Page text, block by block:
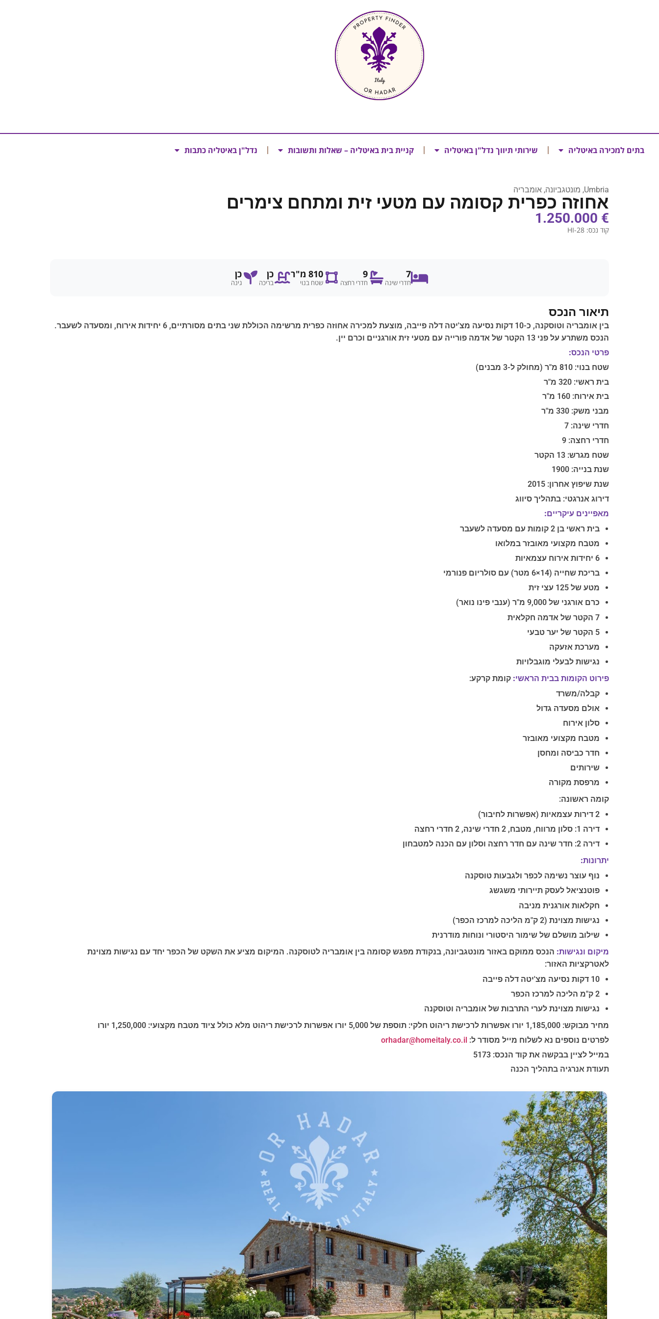
בתים למכירה באיטליה שירותי תיווך נדל"ן באיטליה קניית בית באיטליה – שאלות ותשובות נדל"ן באיטליה כתבות
Umbria, מונטגביונה, אומבריה
אחוזה כפרית קסומה עם מטעי זית ומתחם צימרים
€ 1.250.000
קוד נכס: HI-28
7
חדרי שינה
9
חדרי רחצה
810 מ"ר
שטח בנוי
כן
בריכה
כן
גינה
תיאור הנכס
בין אומבריה וטוסקנה, כ-10 דקות נסיעה מצ'יטה דלה פייבה, מוצעת למכירה אחוזה כפרית מרשימה הכוללת שני בתים מסורתיים, 6 יחידות אירוח, ומסעדה לשעבר.
הנכס משתרע על פני 13 הקטר של אדמה פורייה עם מטעי זית אורגניים וכרם יין.
פרטי הנכס:
שטח בנוי: 810 מ"ר (מחולק ל-3 מבנים)
בית ראשי: 320 מ"ר
בית אירוח: 160 מ"ר
מבני משק: 330 מ"ר
חדרי שינה: 7
חדרי רחצה: 9
שטח מגרש: 13 הקטר
שנת בנייה: 1900
שנת שיפוץ אחרון: 2015
דירוג אנרגטי: בתהליך סיווג
מאפיינים עיקריים:
בית ראשי בן 2 קומות עם מסעדה לשעבר
מטבח מקצועי מאובזר במלואו
6 יחידות אירוח עצמאיות
בריכת שחייה (14×6 מטר) עם סולריום פנורמי
מטע של 125 עצי זית
כרם אורגני של 9,000 מ"ר (ענבי פינו נואר)
7 הקטר של אדמה חקלאית
5 הקטר של יער טבעי
מערכת אזעקה
נגישות לבעלי מוגבלויות
פירוט הקומות בבית הראשי: קומת קרקע:
קבלה/משרד
אולם מסעדה גדול
סלון אירוח
מטבח מקצועי מאובזר
חדר כביסה ומחסן
שירותים
מרפסת מקורה
קומה ראשונה:
2 דירות עצמאיות (אפשרות לחיבור)
דירה 1: סלון מרווח, מטבח, 2 חדרי שינה, 2 חדרי רחצה
דירה 2: חדר שינה עם חדר רחצה וסלון עם הכנה למטבחון
יתרונות:
נוף עוצר נשימה לכפר ולגבעות טוסקנה
פוטנציאל לעסק תיירותי משגשג
חקלאות אורגנית מניבה
נגישות מצוינת (2 ק"מ הליכה למרכז הכפר)
שילוב מושלם של שימור היסטורי ונוחות מודרנית
מיקום ונגישות: הנכס ממוקם באזור מונטגביונה, בנקודת מפגש קסומה בין אומבריה לטוסקנה. המיקום מציע את השקט של הכפר יחד עם נגישות מצוינת
לאטרקציות האזור:
10 דקות נסיעה מצ'יטה דלה פייבה
2 ק"מ הליכה למרכז הכפר
נגישות מצוינת לערי התרבות של אומבריה וטוסקנה
מחיר מבוקש: 1,185,000 יורו אפשרות לרכישת ריהוט חלקי: תוספת של 5,000 יורו אפשרות לרכישת ריהוט מלא כולל ציוד מטבח מקצועי: 1,250,000 יורו
לפרטים נוספים נא לשלוח מייל מסודר ל: orhadar@homeitaly.co.il
במייל לציין בבקשה את קוד הנכס: 5173
תעודת אנרגיה בתהליך הכנה